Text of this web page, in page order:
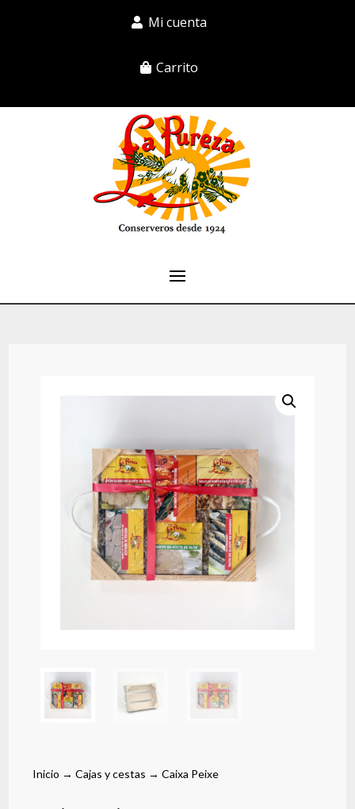
Mi cuenta
Carrito
Inicio →Cajas y cestas → Caixa Peixe